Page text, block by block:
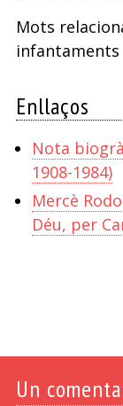
Mots
infantaments
Enllaços
Nota
1908-1984)
Mercè
Déu, per
Un